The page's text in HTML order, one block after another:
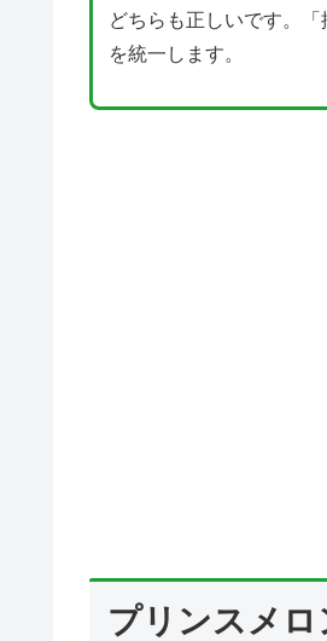
どちらも正しいです。
を統一します。
プリンスメ